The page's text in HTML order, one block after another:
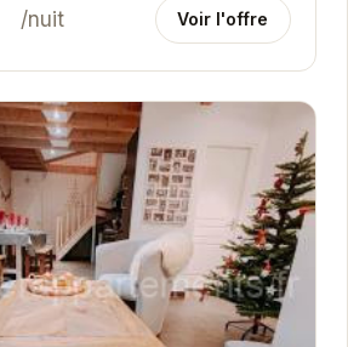
/nuit Voir l'offre